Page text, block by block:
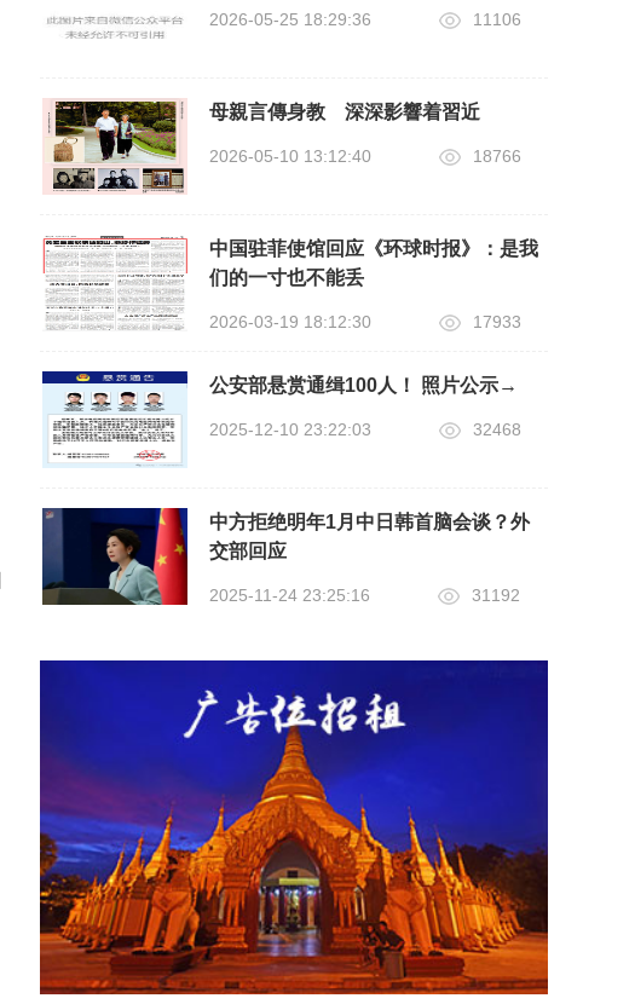
2026-05-25 18:29:36 11106
母親言傳身教 深深影響着習近
2026-05-10 13:12:40 18766
中国驻菲使馆回应《环球时报》：是我
们的一寸也不能丢
2026-03-19 18:12:30 17933
公安部悬赏通缉100人！ 照片公示→
2025-12-10 23:22:03 32468
中方拒绝明年1月中日韩首脑会谈？外
交部回应
2025-11-24 23:25:16 31192